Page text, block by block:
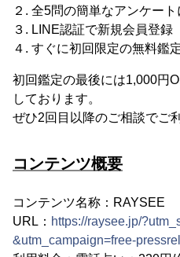
２. 全5問の簡単なアンケー
３. LINE認証で新規会員登録
４. すぐに初回限定の無料鑑
初回鑑定の最後には1,000円
しております。
ぜひ2回目以降のご相談でご
コンテンツ概要
コンテンツ名称：RAYSEE
URL： https://raysee.jp/
&utm_campaign=free-